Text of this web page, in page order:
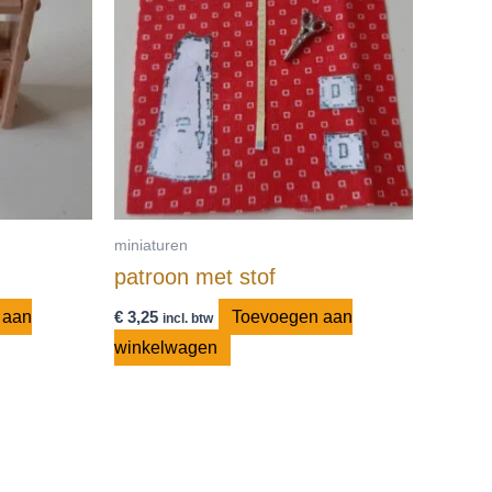
miniaturen
patroon met stof
€3,25 incl. btw
Toevoegen aan
winkelwagen